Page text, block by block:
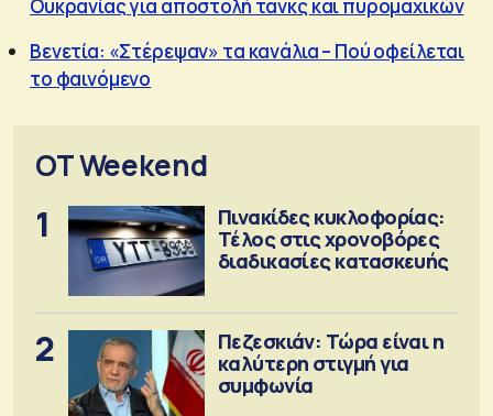
Ουκρανίας για αποστολή τανκς και πυρομαχικών
Βενετία: «Στέρεψαν» τα κανάλια – Πού οφείλεται
το φαινόμενο
OT Weekend
1
Πινακίδες κυκλοφορίας:
Τέλος στις χρονοβόρες
διαδικασίες κατασκευής
2
Πεζεσκιάν: Τώρα είναι η
καλύτερη στιγμή για
συμφωνία